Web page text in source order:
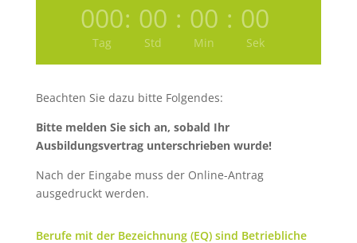
000
Tag
: 00
Std
: 00
Min
: 00
Sek
Beachten Sie dazu bitte Folgendes:
Bitte melden Sie sich an, sobald Ihr
Ausbildungsvertrag unterschrieben wurde!
Nach der Eingabe muss der Online-Antrag
ausgedruckt werden.
Berufe mit der Bezeichnung (EQ) sind Betriebliche